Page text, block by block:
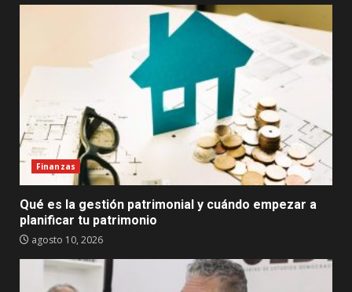
Finanzas
Qué es la gestión patrimonial y cuándo empezar a
planificar tu patrimonio
agosto 10, 2026